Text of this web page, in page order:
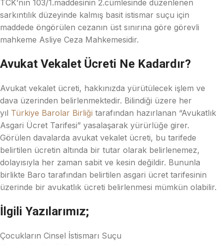
TCK’nın 103/1.maddesinin 2.cümlesinde düzenlenen
sarkıntılık düzeyinde kalmış basit istismar suçu için
maddede öngörülen cezanın üst sınırına göre görevli
mahkeme Asliye Ceza Mahkemesidir.
Avukat Vekalet Ücreti Ne Kadardır?
Avukat vekalet ücreti, hakkınızda yürütülecek işlem ve
dava üzerinden belirlenmektedir. Bilindiği üzere her
yıl Türkiye Barolar Birliği tarafından hazırlanan “Avukatlık
Asgari Ücret Tarifesi” yasalaşarak yürürlüğe girer.
Görülen davalarda avukat vekalet ücreti, bu tarifede
belirtilen ücretin altında bir tutar olarak belirlenemez,
dolayısıyla her zaman sabit ve kesin değildir. Bununla
birlikte Baro tarafından belirtilen asgari ücret tarifesinin
üzerinde bir avukatlık ücreti belirlenmesi mümkün olabilir.
İlgili Yazılarımız;
Çocukların Cinsel İstismarı Suçu